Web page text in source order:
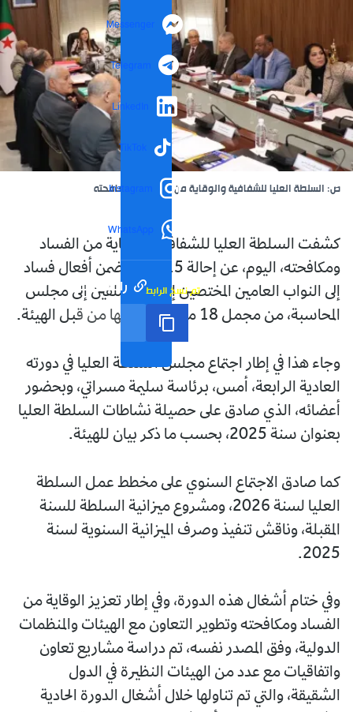
Messenger
Telegram
LinkedIn
TikTok
Instagram
WhatsApp
رابط مختصر تم نسخ الرابط
ص: السلطة العليا للشفافية والوقاية من الفساد و مكافحته
كشفت السلطة العليا للشفافية والوقاية من الفساد
ومكافحته، اليوم، عن إحالة 15 ملفا يتضمن أفعال فساد
إلى النواب العامين المختصين إقليميا، وملفين إلى مجلس
المحاسبة، من مجمل 18 ملفا تم فحصها من قبل الهيئة.
وجاء هذا في إطار اجتماع مجلس السلطة العليا في دورته
العادية الرابعة، أمس، برئاسة سليمة مسراتي، وبحضور
أعضائه، الذي صادق على حصيلة نشاطات السلطة العليا
بعنوان سنة 2025، بحسب ما ذكر بيان للهيئة.
كما صادق الاجتماع السنوي على مخطط عمل السلطة
العليا لسنة 2026، ومشروع ميزانية السلطة للسنة
المقبلة، وناقش تنفيذ وصرف الميزانية السنوية لسنة
2025.
وفي ختام أشغال هذه الدورة، وفي إطار تعزيز الوقاية من
الفساد ومكافحته وتطوير التعاون مع الهيئات والمنظمات
الدولية، وفق المصدر نفسه، تم دراسة مشاريع تعاون
واتفاقيات مع عدد من الهيئات النظيرة في الدول
الشقيقة، والتي تم تناولها خلال أشغال الدورة الحادية